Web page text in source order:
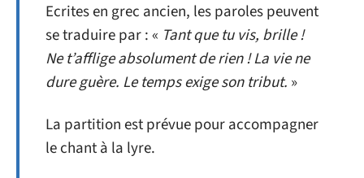
Ecrites en grec ancien, les paroles peuvent
se traduire par : « Tant que tu vis, brille !
Ne t’afflige absolument de rien ! La vie ne
dure guère. Le temps exige son tribut. »
La partition est prévue pour accompagner
le chant à la lyre.